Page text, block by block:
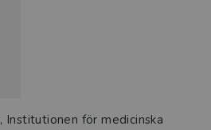
Institutionen för medicinska